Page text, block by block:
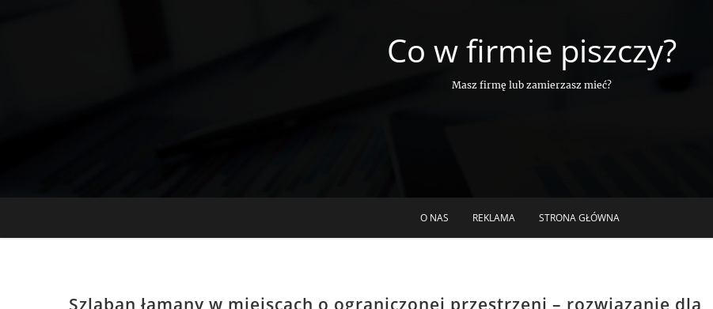
Co w firmie piszczy?
Masz firmę lub zamierzasz mieć?
O NAS REKLAMA STRONA GŁÓWNA
Szlaban łamany w miejscach o ograniczonej przestrzeni – rozwiązanie dla